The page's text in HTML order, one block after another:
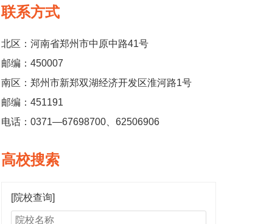
联系方式
北区：河南省郑州市中原中路41号
邮编：450007
南区：郑州市新郑双湖经济开发区淮河路1号
邮编：451191
电话：0371—67698700、62506906
高校搜索
[院校查询]